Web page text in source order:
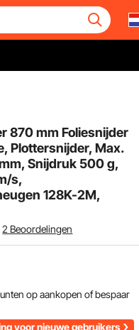
870 mm Foliesnijder
Plottersnijder, Max.
Snijdruk 500 g,
s,
128K-2M,
2 Beoordelingen
op aankopen of bespaar
voor nieuwe gebruikers